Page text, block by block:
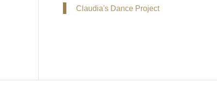
Claudia's Dance Project